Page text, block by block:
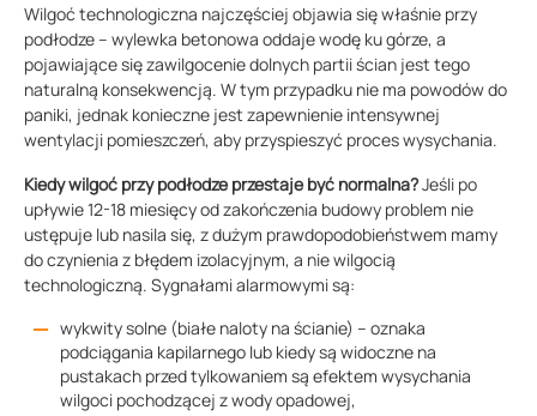
Wilgoć technologiczna najczęściej objawia się właśnie przy
podłodze – wylewka betonowa oddaje wodę ku górze, a
pojawiające się zawilgocenie dolnych partii ścian jest tego
naturalną konsekwencją. W tym przypadku nie ma powodów do
paniki, jednak konieczne jest zapewnienie intensywnej
wentylacji pomieszczeń, aby przyspieszyć proces wysychania.
Kiedy wilgoć przy podłodze przestaje być normalna?Jeśli po
upływie 12-18 miesięcy od zakończenia budowy problem nie
ustępuje lub nasila się, z dużym prawdopodobieństwem mamy
do czynienia z błędem izolacyjnym, a nie wilgocią
technologiczną. Sygnałami alarmowymi są:
wykwity solne (białe naloty na ścianie) – oznaka
podciągania kapilarnego lub kiedy są widoczne na
pustakach przed tylkowaniem są efektem wysychania
wilgoci pochodzącej z wody opadowej,